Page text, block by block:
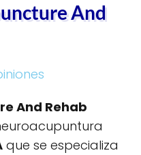
And
And Rehab
que se especializa